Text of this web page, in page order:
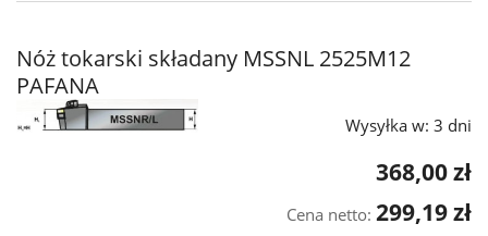
Nóż tokarski składany MSSNL 2525M12
PAFANA
Wysyłka w: 3 dni
368,00 zł
Cena netto: 299,19 zł